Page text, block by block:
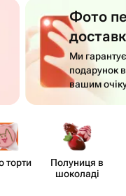
Фото
Ми
подарунок
вашим
торти
Полуниця в
шоколаді